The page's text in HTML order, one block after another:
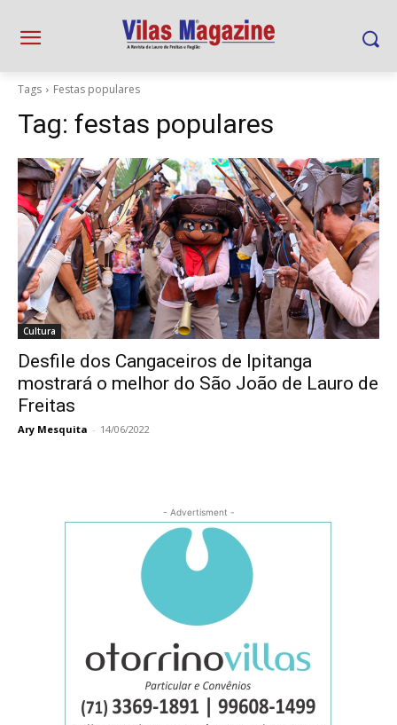
Tags Festas populares
Tag: festas populares
Cultura
Desfile dos Cangaceiros de Ipitanga
mostrará o melhor do São João de Lauro de
Freitas
Ary Mesquita - 14/06/2022
- Advertisment -